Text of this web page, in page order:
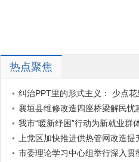
热点聚焦
纠治PPT里的形式主义： 少点
襄垣县维修改造四座桥梁解民忧
我市“暖新纾困”行动为新就业群
上党区加快推进供热管网改造提
市委理论学习中心组举行深入贯